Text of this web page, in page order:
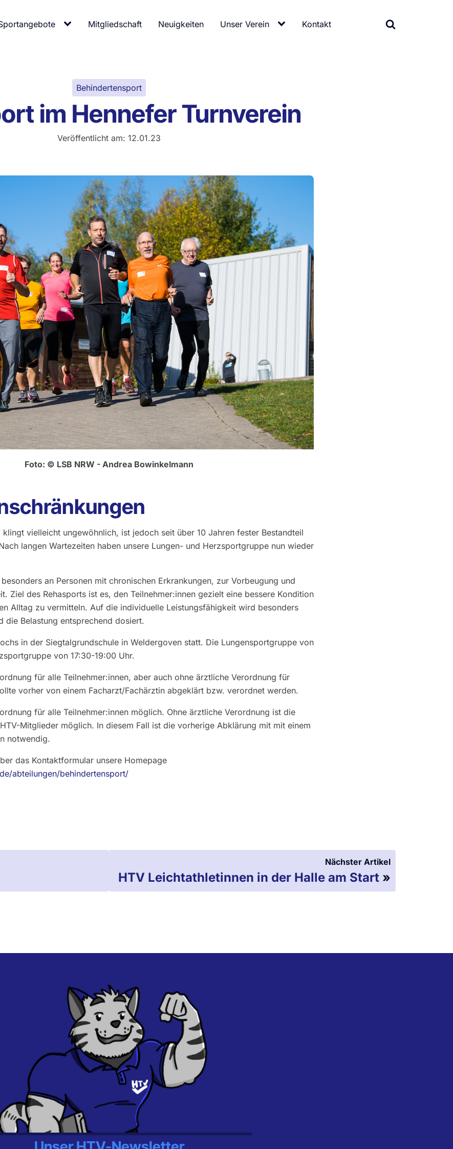
Mitgliedschaft Neuigkeiten Unser Verein Kontakt
Behindertensport
im Hennefer Turnverein
Veröffentlicht am: 12.01.23
Foto: © LSB NRW - Andrea Bowinkelmann
klingt vielleicht ungewöhnlich, ist jedoch seit über 10 Jahren fester Bestandteil
langen Wartezeiten haben unsere Lungen- und Herzsportgruppe nun wieder
an Personen mit chronischen Erkrankungen, zur Vorbeugung und
Ziel des Rehasports ist es, den Teilnehmer:innen gezielt eine bessere Kondition
Alltag zu vermitteln. Auf die individuelle Leistungsfähigkeit wird besonders
die Belastung entsprechend dosiert.
in der Siegtalgrundschule in Weldergoven statt. Die Lungensportgruppe von
von 17:30-19:00 Uhr.
für alle Teilnehmer:innen, aber auch ohne ärztliche Verordnung für
vorher von einem Facharzt/Fachärztin abgeklärt bzw. verordnet werden.
für alle Teilnehmer:innen möglich. Ohne ärztliche Verordnung ist die
Mitglieder möglich. In diesem Fall ist die vorherige Abklärung mit mit einem
notwendig.
das Kontaktformular unsere Homepage
abteilungen/behindertensport/
Nächster Artikel
HTV Leichtathletinnen in der Halle am Start »